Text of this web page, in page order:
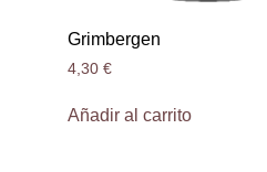
Grimbergen
4,30 €
Añadir al carrito